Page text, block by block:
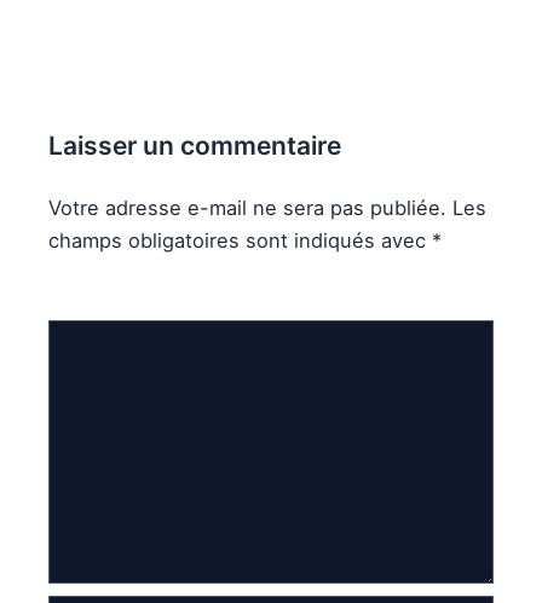
Laisser un commentaire
Votre adresse e-mail ne sera pas publiée. Les
champs obligatoires sont indiqués avec *